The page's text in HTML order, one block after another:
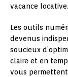
vacance locative.
Les outils
devenus
soucieux
claire et en
vous permettent